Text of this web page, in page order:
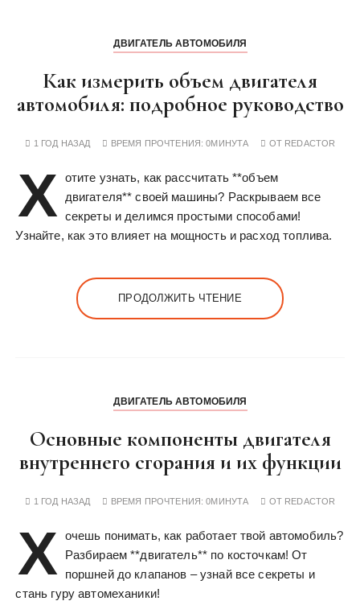
ДВИГАТЕЛЬ АВТОМОБИЛЯ
Как измерить объем двигателя
автомобиля: подробное руководство
1 ГОД НАЗАД ВРЕМЯ ПРОЧТЕНИЯ:0МИНУТА ОТ REDACTOR
Х отите узнать, как рассчитать **объем
двигателя** своей машины? Раскрываем все
секреты и делимся простыми способами!
Узнайте, как это влияет на мощность и расход топлива.
ПРОДОЛЖИТЬ ЧТЕНИЕ
ДВИГАТЕЛЬ АВТОМОБИЛЯ
Основные компоненты двигателя
внутреннего сгорания и их функции
1 ГОД НАЗАД ВРЕМЯ ПРОЧТЕНИЯ:0МИНУТА ОТ REDACTOR
Х очешь понимать, как работает твой автомобиль?
Разбираем **двигатель** по косточкам! От
поршней до клапанов – узнай все секреты и
стань гуру автомеханики!